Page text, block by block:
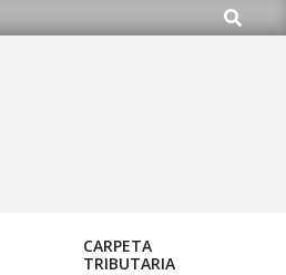
Buscar
CARPETA
TRIBUTARIA